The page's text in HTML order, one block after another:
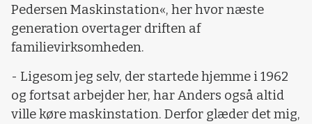
Pedersen Maskinstation«, her hvor næste
generation overtager driften af
familievirksomheden.
- Ligesom jeg selv, der startede hjemme i 1962
og fortsat arbejder her, har Anders også altid
ville køre maskinstation. Derfor glæder det mig,